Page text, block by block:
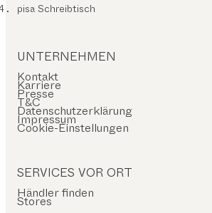
pisa Schreibtisch
UNTERNEHMEN
Kontakt
Karriere
Presse
T&C
Datenschutzerklärung
Impressum
Cookie-Einstellungen
SERVICES VOR ORT
Händler finden
Stores